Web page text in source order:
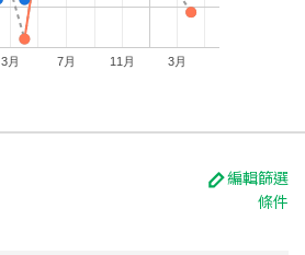
3月 7月 11月 3月
編輯篩選
條件